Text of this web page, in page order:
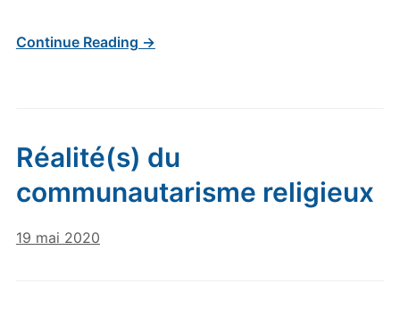
Continue Reading →
Réalité(s) du
communautarisme religieux
19 mai 2020